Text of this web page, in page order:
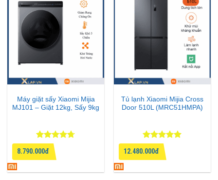
Máy giặt sấy Xiaomi Mijia
MJ101 – Giặt 12kg, Sấy 9kg
Được xếp
hạng4.67
5 sao
8.790.000đ
Tủ lạnh Xiaomi Mijia Cross
Door 510L (MRC51HMPA)
Được xếp
hạng
55
sao
12.480.000đ